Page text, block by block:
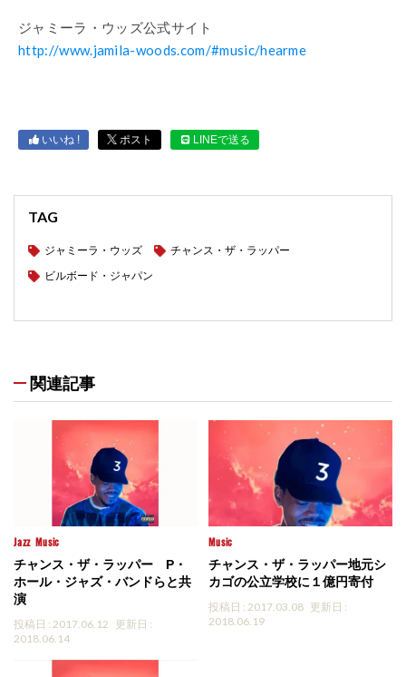
ジャミーラ・ウッズ公式サイト
http://www.jamila-woods.com/#music/hearme
いいね ! ポスト LINEで送る
TAG
ジャミーラ・ウッズ
チャンス・ザ・ラッパー
ビルボード・ジャパン
関連記事
Jazz Music
チャンス・ザ・ラッパー P・
ホール・ジャズ・バンドらと共
演
投稿日 : 2017.06.12 更新日 :
2018.06.14
Music
チャンス・ザ・ラッパー地元シ
カゴの公立学校に１億円寄付
投稿日 : 2017.03.08 更新日 :
2018.06.19